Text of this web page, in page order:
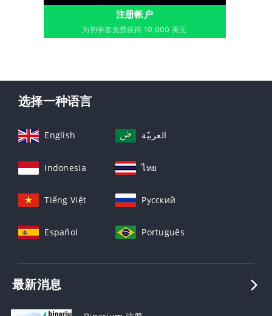
注册帐户
为初学者免费获得 10,000 美元
选择一种语言
English العربيّة
Indonesia ไทย
Tiếng Việt Русский
Español Português
最新消息